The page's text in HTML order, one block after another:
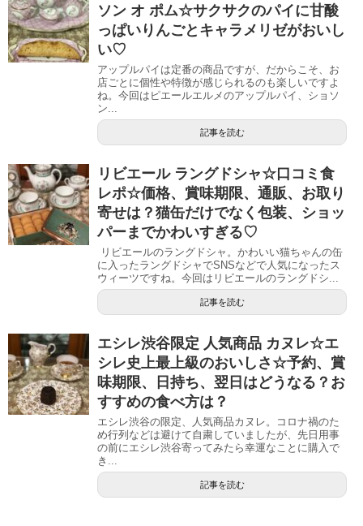
ソン オ ポム☆サクサクのパイに甘酸
っぱいりんごとキャラメリゼがおいし
い♡
アップルパイは定番の商品ですが、だからこそ、お
店ごとに個性や特徴が感じられるのも楽しいですよ
ね。今回はピエールエルメのアップルパイ、ショソ
ン...
記事を読む
リビエール ラングドシャ☆口コミ食
レポ☆価格、賞味期限、通販、お取り
寄せは？猫缶だけでなく包装、ショッ
パーまでかわいすぎる♡
リビエールのラングドシャ。かわいい猫ちゃんの缶
に入ったラングドシャでSNSなどで人気になったス
ウィーツですね。今回はリビエールのラングドシ...
記事を読む
エシレ渋谷限定 人気商品 カヌレ☆エ
シレ史上最上級のおいしさ☆予約、賞
味期限、日持ち、翌日はどうなる？お
すすめの食べ方は？
エシレ渋谷の限定、人気商品カヌレ。コロナ禍のた
め行列などは避けて自粛していましたが、先日用事
の前にエシレ渋谷寄ってみたら幸運なことに購入で
き...
記事を読む